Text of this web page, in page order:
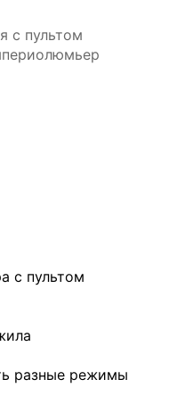
с пультом
с пультом
разные режимы